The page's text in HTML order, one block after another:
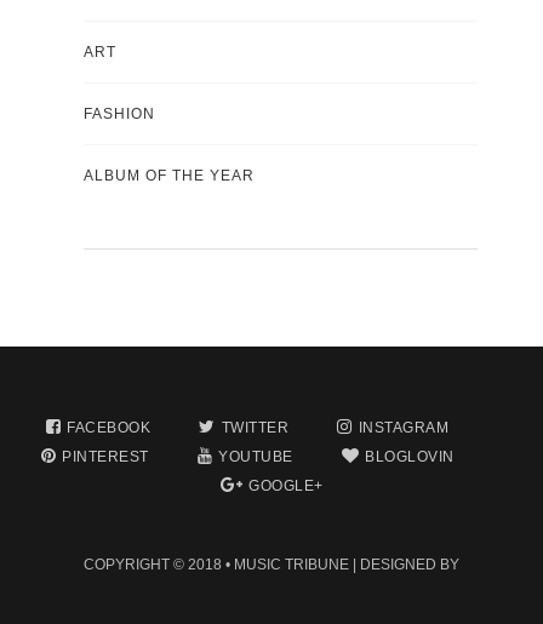
ART
FASHION
ALBUM OF THE YEAR
FACEBOOK TWITTER
INSTAGRAM
PINTEREST
YOUTUBE
BLOGLOVIN
GOOGLE+
COPYRIGHT © 2018 • MUSIC TRIBUNE | DESIGNED BY